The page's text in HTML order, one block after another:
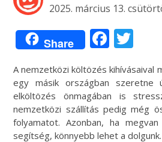
2025. március 13.
Share
A nemzetközi költözés kihívásaival
egy másik országban szeretne
elköltözés önmagában is
nemzetközi szállítás pedig még
folyamatot. Azonban, ha
segítség, könnyebb lehet a dolgunk.